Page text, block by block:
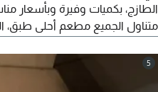
الطازج، بكميات وفيرة وبأسعار
متناول الجميع مطعم أحلى طبق،
5